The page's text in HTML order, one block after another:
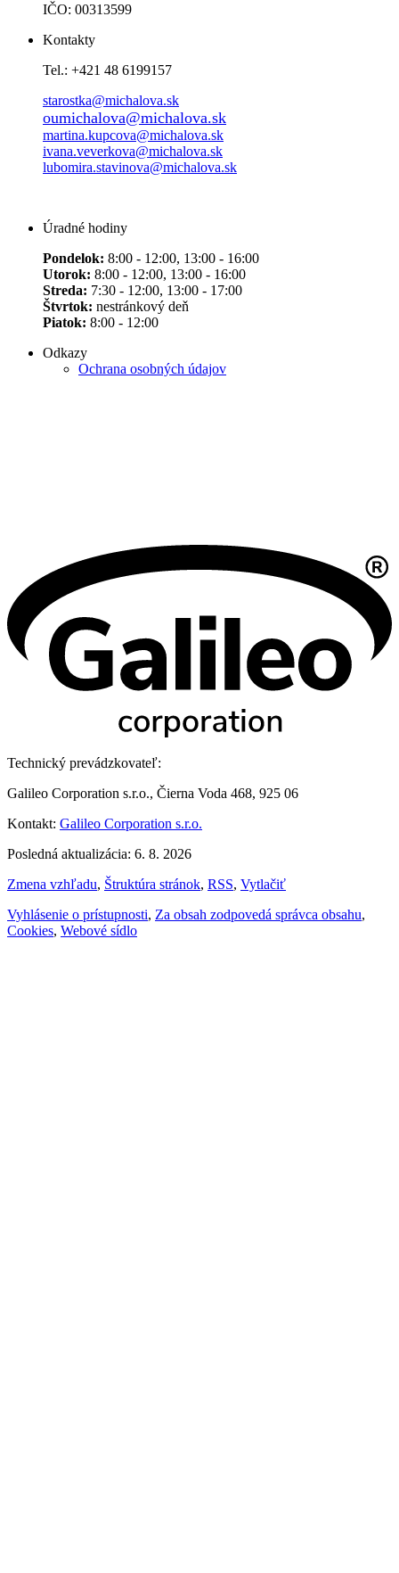
IČO: 00313599
Kontakty
Tel.: +421 48 6199157
starostka@michalova.sk
oumichalova@michalova.sk
martina.kupcova@michalova.sk
ivana.veverkova@michalova.sk
lubomira.stavinova@michalova.sk
Úradné hodiny
Pondelok: 8:00 - 12:00, 13:00 - 16:00
Utorok: 8:00 - 12:00, 13:00 - 16:00
Streda: 7:30 - 12:00, 13:00 - 17:00
Štvrtok: nestránkový deň
Piatok: 8:00 - 12:00
Odkazy
Ochrana osobných údajov
Technický prevádzkovateľ:
Galileo Corporation s.r.o., Čierna Voda 468, 925 06
Kontakt: Galileo Corporation s.r.o.
Posledná aktualizácia: 6. 8. 2026
Zmena vzhľadu, Štruktúra stránok, RSS, Vytlačiť
Vyhlásenie o prístupnosti, Za obsah zodpovedá správca obsahu,
Cookies, Webové sídlo